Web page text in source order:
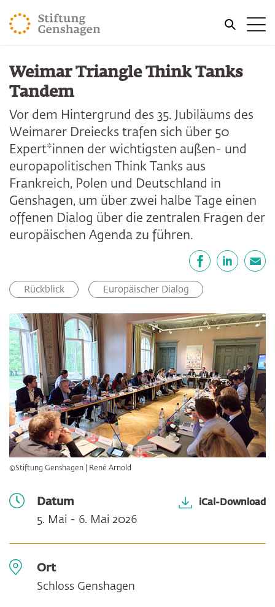
ZUM HAUPTINHALT SPRINGEN
ZUR SUCHE SPRINGEN
Weimar Triangle Think Tanks
Tandem
Vor dem Hintergrund des 35. Jubiläums des
Weimarer Dreiecks trafen sich über 50
Expert*innen der wichtigsten außen- und
europapolitischen Think Tanks aus
Frankreich, Polen und Deutschland in
Genshagen, um über zwei halbe Tage einen
offenen Dialog über die zentralen Fragen der
europäischen Agenda zu führen.
Rückblick Europäischer Dialog
©Stiftung Genshagen | René Arnold
Datum
5. Mai - 6. Mai 2026
iCal-Download
Ort
Schloss Genshagen